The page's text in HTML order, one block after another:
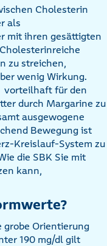
Cholesterin
als
mit ihren gesättigten
zu streichen,
wenig Wirkung.
vorteilhaft für den
durch Margarine zu
ausgewogene
Bewegung ist
Kreislauf-System zu
die SBK Sie mit
kann,
Orientierung
190 mg/dl gilt